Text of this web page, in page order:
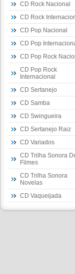
CD Rock Nacional
CD Rock
CD Pop Nacional
CD Pop
CD Pop Rock
CD Pop Rock
Internacional
CD Sertanejo
CD Samba
CD Swingueira
CD Sertanejo Raiz
CD Variados
CD Trilha Sonora
Filmes
CD Trilha Sonora
Novelas
CD Vaqueijada